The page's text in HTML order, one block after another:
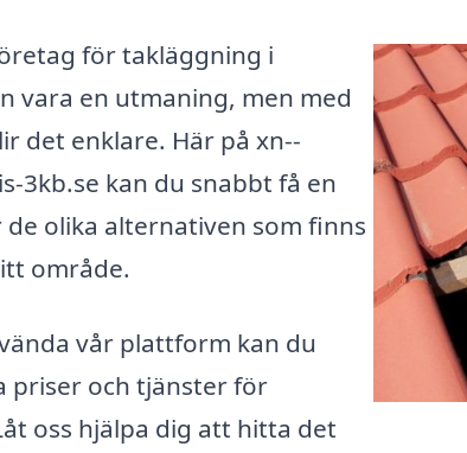
för takläggning i
vara en utmaning, men med
det enklare. Här på xn--
3kb.se kan du snabbt få en
olika alternativen som finns
område.
vår plattform kan du
priser och tjänster för
oss hjälpa dig att hitta det